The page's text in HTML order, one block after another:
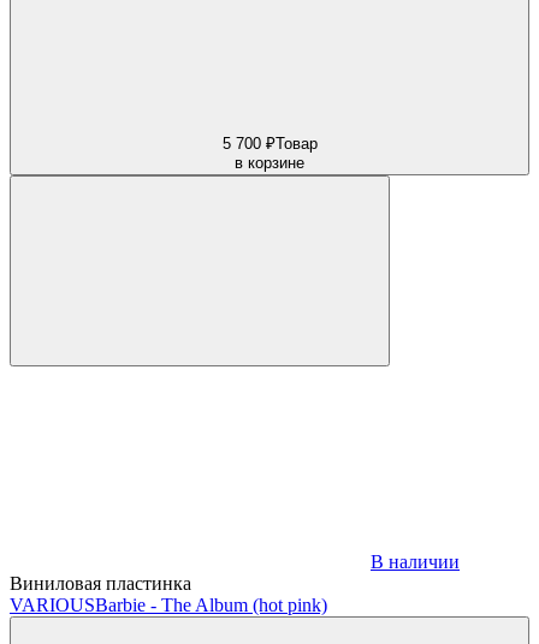
5 700 ₽Товар
в корзине
В наличии
Виниловая пластинка
VARIOUSBarbie - The Album (hot pink)